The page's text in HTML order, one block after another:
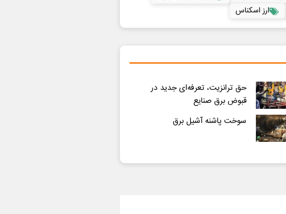
ارز اسکناس
حق ترانزیت، تعرفه‌ای جدید در
قبوض برق صنایع
سوخت پاشنه آشیل برق